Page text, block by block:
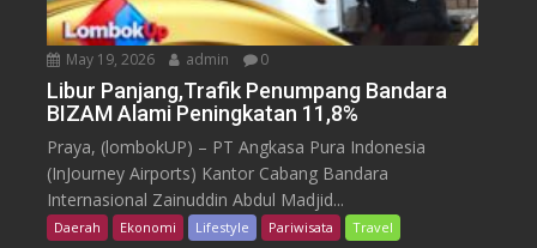
May 19, 2026 admin 0
Libur Panjang,Trafik Penumpang Bandara
BIZAM Alami Peningkatan 11,8%
Praya, (lombokUP) – PT Angkasa Pura Indonesia
(InJourney Airports) Kantor Cabang Bandara
Internasional Zainuddin Abdul Madjid...
Daerah Ekonomi Lifestyle Pariwisata Travel